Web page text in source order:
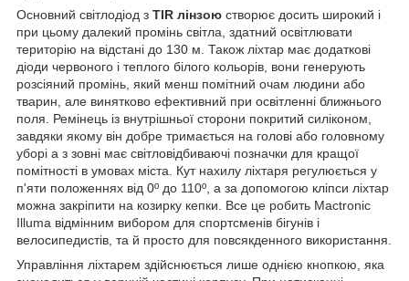
Основний світлодіод з TIR лінзою створює досить широкий і
при цьому далекий промінь світла, здатний освітлювати
територію на відстані до 130 м. Також ліхтар має додаткові
діоди червоного і теплого білого кольорів, вони генерують
розсіяний промінь, який менш помітний очам людини або
тварин, але винятково ефективний при освітленні ближнього
поля. Ремінець із внутрішньої сторони покритий силіконом,
завдяки якому він добре тримається на голові або головному
уборі а з зовні має світловідбиваючі позначки для кращої
помітності в умовах міста. Кут нахилу ліхтаря регулюється у
п'яти положеннях від 0º до 110º, а за допомогою кліпси ліхтар
можна закріпити на козирку кепки. Все це робить Mactronic
Illuma відмінним вибором для спортсменів бігунів і
велосипедистів, та й просто для повсякденного використання.
Управління ліхтарем здійснюється лише однією кнопкою, яка